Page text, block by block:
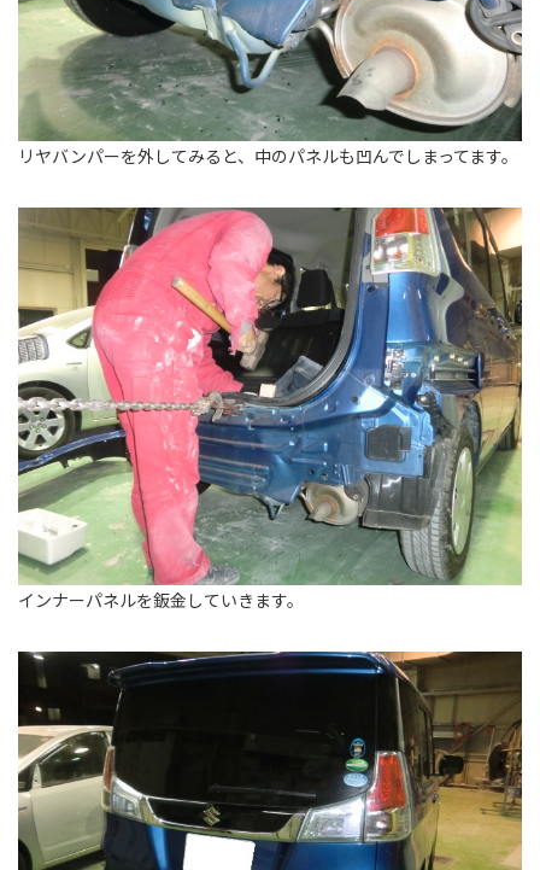
リヤバンパーを外してみると、中のパネルも凹んでしまってます。
インナーパネルを鈑金していきます。